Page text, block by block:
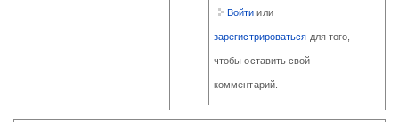
Войти или
зарегистрироваться для того,
чтобы оставить свой
комментарий.